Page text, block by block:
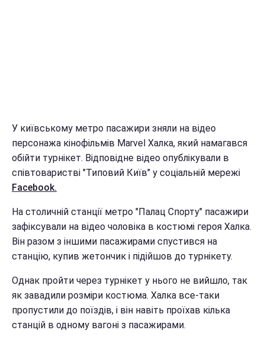
У київському метро пасажири зняли на відео
персонажа кінофільмів Marvel Халка, який намагався
обійти турнікет. Відповідне відео опублікували в
співтоваристві "Типовий Київ" у соціальній мережі
Facebook.
На столичній станції метро "Палац Спорту" пасажири
зафіксували на відео чоловіка в костюмі героя Халка.
Він разом з іншими пасажирами спустився на
станцію, купив жетончик і підійшов до турнікету.
Однак пройти через турнікет у нього не вийшло, так
як завадили розміри костюма. Халка все-таки
пропустили до поїздів, і він навіть проїхав кілька
станцій в одному вагоні з пасажирами.